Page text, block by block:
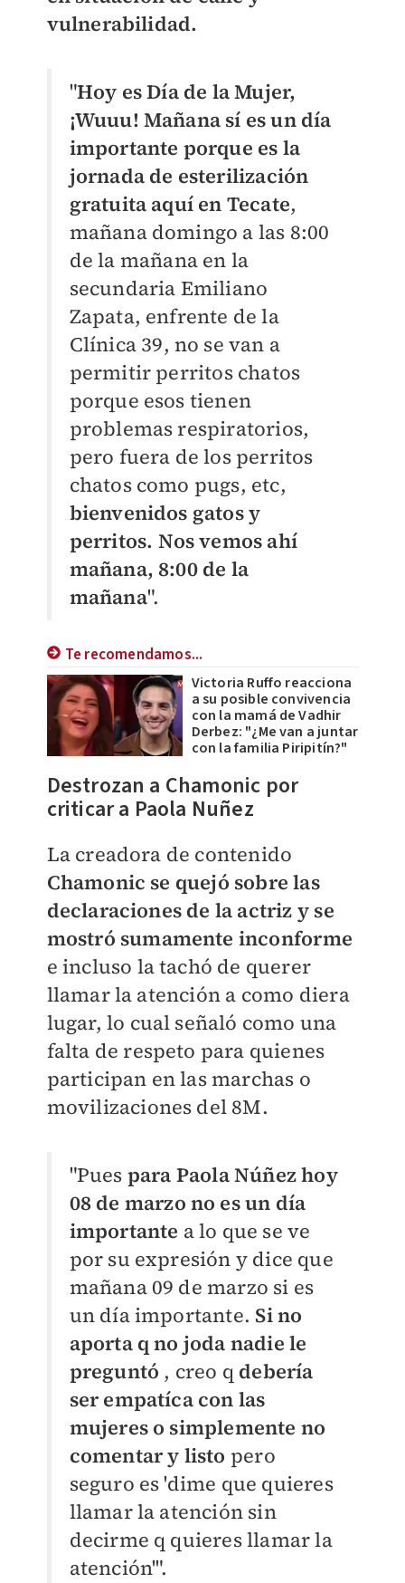
vulnerabilidad.
"Hoy es Día de la Mujer,
¡Wuuu! Mañana sí es un día
importante porque es la
jornada de esterilización
gratuita aquí en Tecate,
mañana domingo a las 8:00
de la mañana en la
secundaria Emiliano
Zapata, enfrente de la
Clínica 39, no se van a
permitir perritos chatos
porque esos tienen
problemas respiratorios,
pero fuera de los perritos
chatos como pugs, etc,
bienvenidos gatos y
perritos. Nos vemos ahí
mañana, 8:00 de la
mañana".
Te recomendamos...
Victoria Ruffo reacciona
a su posible convivencia
con la mamá de Vadhir
Derbez: "¿Me van a juntar
con la familia Piripitín?"
Destrozan a Chamonic por
criticar a Paola Nuñez
​La creadora de contenido
Chamonic se quejó sobre las
declaraciones de la actriz y se
mostró sumamente inconforme
e incluso la tachó de querer
llamar la atención a como diera
lugar, lo cual señaló como una
falta de respeto para quienes
participan en las marchas o
movilizaciones del 8M.
"Pues para Paola Núñez hoy
08 de marzo no es un día
importante a lo que se ve
por su expresión y dice que
mañana 09 de marzo si es
un día importante. Si no
aporta q no joda nadie le
preguntó , creo q debería
ser empatíca con las
mujeres o simplemente no
comentar y listo pero
seguro es 'dime que quieres
llamar la atención sin
decirme q quieres llamar la
atención'".